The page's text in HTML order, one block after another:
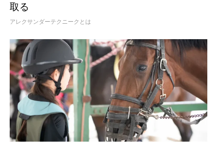
取る
アレクサンダーテクニークとは